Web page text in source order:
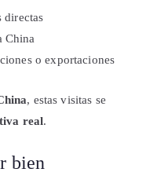
directas
China
o exportaciones
, estas visitas se
real.
bien